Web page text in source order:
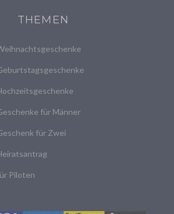
THEMEN
für Männer
für Zwei
Piloten